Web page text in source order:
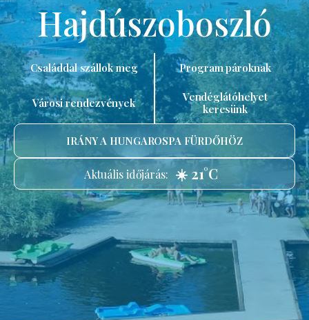
Hajdúszoboszló
Családdal szállok meg Program pároknak
Városi rendezvények
Vendéglátóhelyet
keresünk
IRÁNY A HUNGAROSPA FÜRDŐHÖZ
Aktuális időjárás: ☀️ 21°C